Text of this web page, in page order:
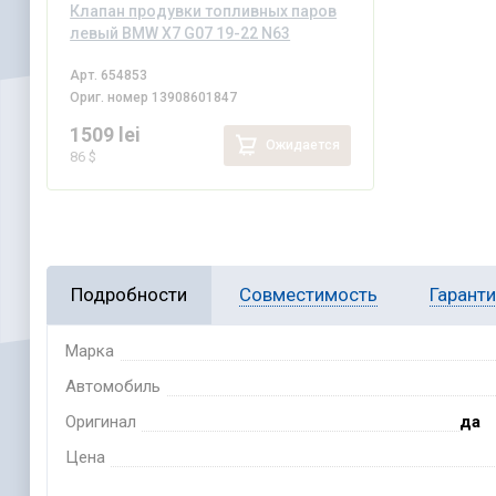
Клапан продувки топливных паров
левый BMW X7 G07 19-22 N63
Арт. 654853
Ориг. номер 13908601847
1509 lei
86 $
Ожидается
Подробности Совместимость
Марка
Автомобиль
Оригинал
да
Цена